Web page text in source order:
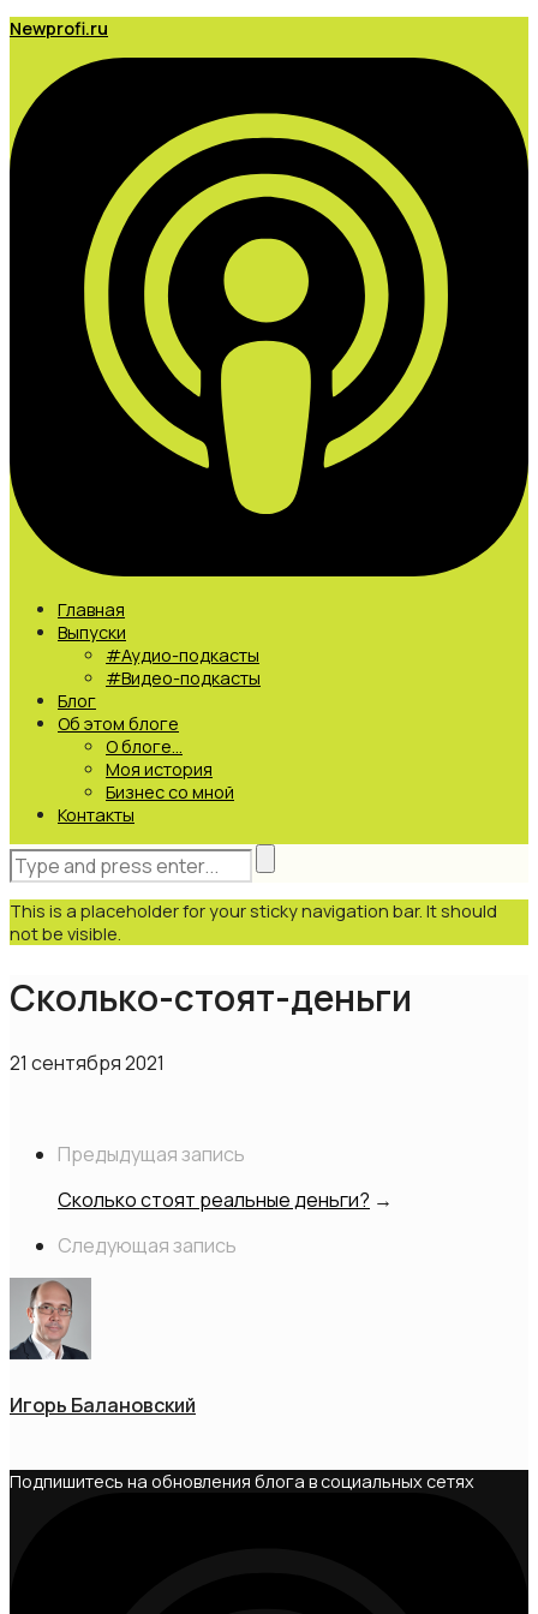
Newprofi.ru
Главная
Выпуски
#Аудио-подкасты
#Видео-подкасты
Блог
Об этом блоге
О блоге…
Моя история
Бизнес со мной
Контакты
This is a placeholder for your sticky navigation bar. It should
not be visible.
Сколько-стоят-деньги
21 сентября 2021
Предыдущая запись
Сколько стоят реальные деньги? →
Следующая запись
Игорь Балановский
Подпишитесь на обновления блога в социальных сетях